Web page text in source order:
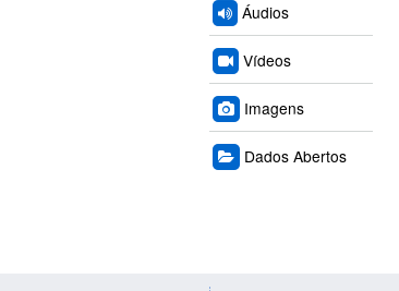
Áudios
Vídeos
Imagens
Dados Abertos